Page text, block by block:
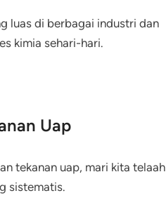
luas di berbagai industri dan
kimia sehari-hari.
Uap
tekanan uap, mari kita telaah
sistematis.